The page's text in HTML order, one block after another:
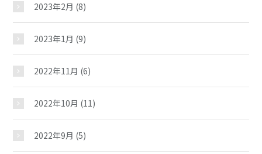
2023年2月 (8)
2023年1月 (9)
2022年11月 (6)
2022年10月 (11)
2022年9月 (5)